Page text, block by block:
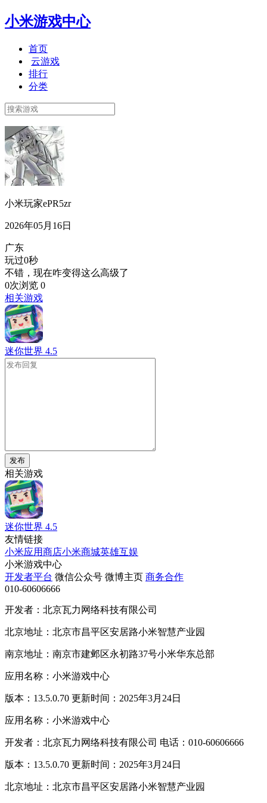
小米游戏中心
首页
云游戏
排行
分类
小米玩家ePR5zr
2026年05月16日
广东
玩过0秒
不错，现在咋变得这么高级了
0次浏览 0
相关游戏
迷你世界 4.5
发布
相关游戏
迷你世界 4.5
友情链接
小米应用商店小米商城英雄互娱
小米游戏中心
开发者平台 微信公众号 微博主页 商务合作
010-60606666
开发者：北京瓦力网络科技有限公司
北京地址：北京市昌平区安居路小米智慧产业园
南京地址：南京市建邺区永初路37号小米华东总部
应用名称：小米游戏中心
版本：13.5.0.70 更新时间：2025年3月24日
应用名称：小米游戏中心
开发者：北京瓦力网络科技有限公司 电话：010-60606666
版本：13.5.0.70 更新时间：2025年3月24日
北京地址：北京市昌平区安居路小米智慧产业园